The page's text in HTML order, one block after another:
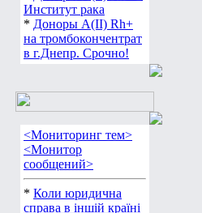
Институт рака
* Доноры А(ІІ) Rh+
на тромбокончентрат
в г.Днепр. Срочно!
<Мониторинг тем>
<Монитор
сообщений>
* Коли юридична
справа в іншій країні